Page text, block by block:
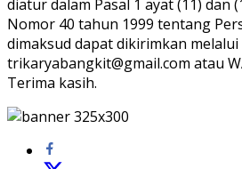
diatur dalam Pasal 1 ayat (11) dan
Nomor 40 tahun 1999 tentang
dimaksud dapat dikirimkan melalui
trikaryabangkit@gmail.com atau
Terima kasih.